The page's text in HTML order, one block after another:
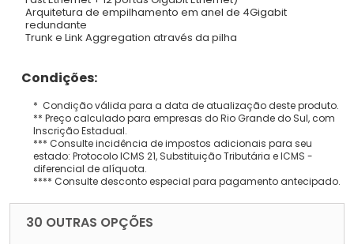
Arquitetura de empilhamento em anel de 4Gigabit
redundante
Trunk e Link Aggregation através da pilha
Condições:
* Condição válida para a data de atualização deste produto.
** Preço calculado para empresas do Rio Grande do Sul, com
Inscrição Estadual.
*** Consulte incidência de impostos adicionais para seu
estado: Protocolo ICMS 21, Substituição Tributária e ICMS -
diferencial de alíquota.
**** Consulte desconto especial para pagamento antecipado.
30 OUTRAS OPÇÕES